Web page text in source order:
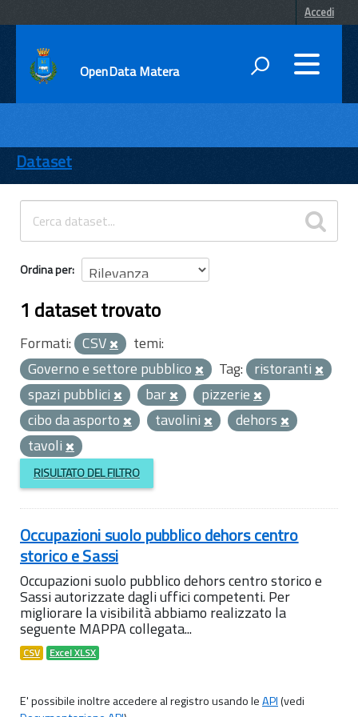
Accedi
OpenData Matera
ENTI
TEMI
INFORMAZIONI
Dataset
Ordina per
1 dataset trovato
Formati: CSV
temi:
Governo e settore pubblico
Tag: ristoranti
spazi pubblici
bar
pizzerie
cibo da asporto
tavolini
dehors
tavoli
RISULTATO DEL FILTRO
Occupazioni suolo pubblico dehors centro
storico e Sassi
Occupazioni suolo pubblico dehors centro storico e
Sassi autorizzate dagli uffici competenti. Per
migliorare la visibilità abbiamo realizzato la
seguente MAPPA collegata...
CSV Excel XLSX
E' possibile inoltre accedere al registro usando leAPI(vedi